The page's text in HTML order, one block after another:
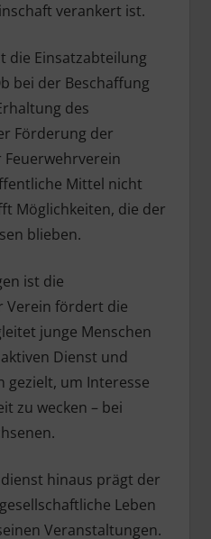
verankert ist.
die Einsatzabteilung
bei der Beschaffung
des
Förderung der
Feuerwehrverein
Mittel nicht
Möglichkeiten, die der
blieben.
ist die
Verein fördert die
junge Menschen
Dienst und
gezielt, um Interesse
zu wecken – bei
hinaus prägt der
Leben
Veranstaltungen.